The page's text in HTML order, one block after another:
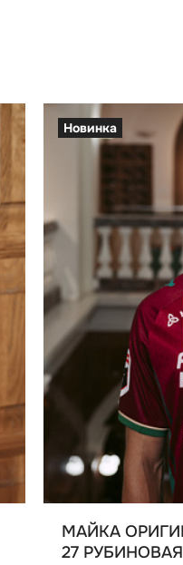
Новинка
МАЙКА
27 РУБИНОВАЯ